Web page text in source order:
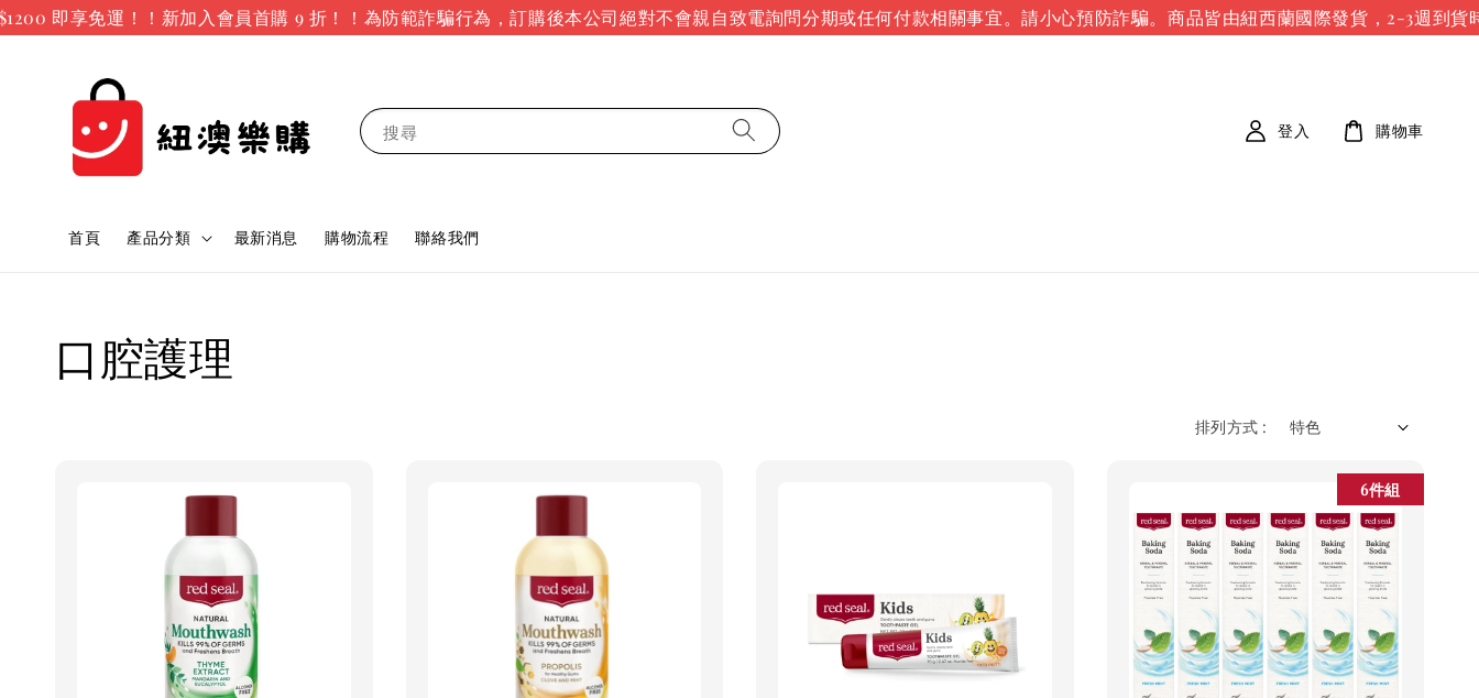
即享免運！！新加入會員首購 9 折！！ 為防範詐騙行為，訂購後本公司絕對不會親自致電詢問分期或任何付款相關事宜。請小心預防詐騙。商品皆由紐西蘭國際發貨，2-3週到貨時
搜尋
首頁 產品分類 最新消息 購物流程 聯絡我們
登入 購物車
口腔護理
排列方式 :
6件組